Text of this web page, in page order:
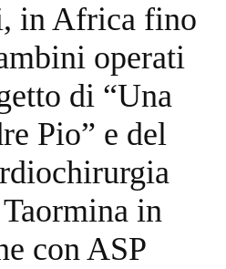
in Africa fino
operati
di “Una
Pio” e del
in
con ASP